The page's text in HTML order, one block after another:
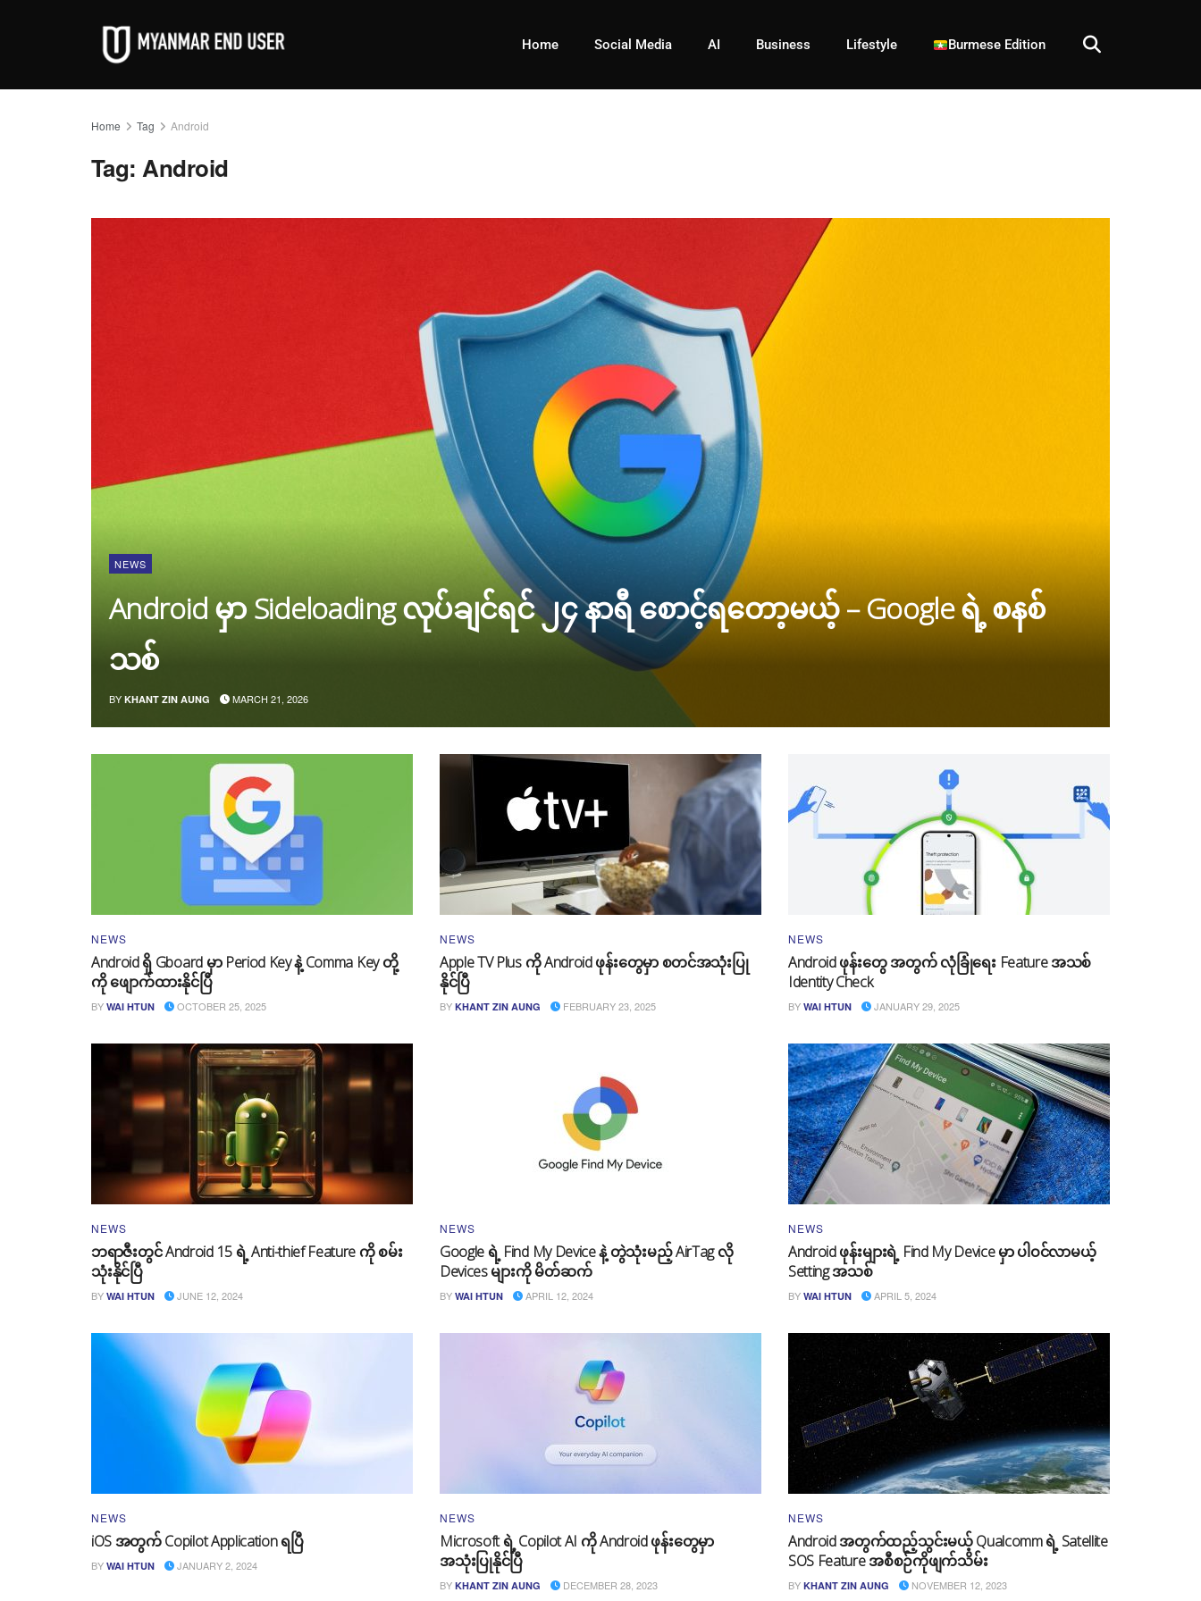
Home Social Media AI Business Lifestyle Burmese Edition
Home Tag Android
Tag:Android
NEWS
Android မှာ Sideloading လုပ်ချင်ရင် ၂၄ နာရီ စောင့်ရတော့မယ့် – Google ရဲ့ စနစ်
သစ်
BY KHANT ZIN AUNG MARCH 21, 2026
NEWS
Android ရှိ Gboard မှာ Period Key နဲ့ Comma Key တို့
ကို ဖျောက်ထားနိုင်ပြီ
BY WAI HTUN OCTOBER 25, 2025
NEWS
Apple TV Plus ကို Android ဖုန်းတွေမှာ စတင်အသုံးပြု
နိုင်ပြီ
BY KHANT ZIN AUNG FEBRUARY 23, 2025
NEWS
Android ဖုန်းတွေ အတွက် လုံခြုံရေး Feature အသစ်
Identity Check
BY WAI HTUN JANUARY 29, 2025
NEWS
ဘရာဇီးတွင် Android 15 ရဲ့ Anti-thief Feature ကို စမ်း
သုံးနိုင်ပြီ
BY WAI HTUN JUNE 12, 2024
NEWS
Google ရဲ့ Find My Device နဲ့ တွဲသုံးမည့် AirTag လို
Devices များကို မိတ်ဆက်
BY WAI HTUN APRIL 12, 2024
NEWS
Android ဖုန်းများရဲ့ Find My Device မှာ ပါဝင်လာမယ့်
Setting အသစ်
BY WAI HTUN APRIL 5, 2024
NEWS
iOS အတွက် Copilot Application ရပြီ
BY WAI HTUN JANUARY 2, 2024
NEWS
Microsoft ရဲ့ Copilot AI ကို Android ဖုန်းတွေမှာ
အသုံးပြုနိုင်ပြီ
BY KHANT ZIN AUNG DECEMBER 28, 2023
NEWS
Android အတွက်ထည့်သွင်းမယ့် Qualcomm ရဲ့ Satellite
SOS Feature အစီစဉ်ကိုဖျက်သိမ်း
BY KHANT ZIN AUNG NOVEMBER 12, 2023